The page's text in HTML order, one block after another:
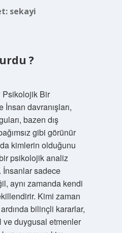
sekayi
?
Psikolojik Bir
davranışları,
bazen dış
gibi görünür
kimlerin olduğunu
psikolojik analiz
sadece
aynı zamanda kendi
Kimi zaman
bilinçli kararlar,
duygusal etmenler